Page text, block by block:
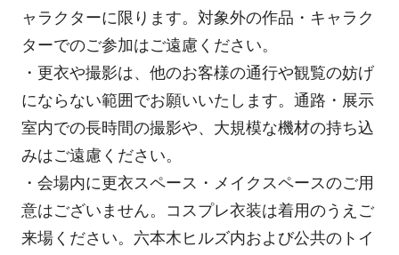
ャラクターに限ります。対象外の作品・キャラク
ターでのご参加はご遠慮ください。
・更衣や撮影は、他のお客様の通行や観覧の妨げ
にならない範囲でお願いいたします。通路・展示
室内での長時間の撮影や、大規模な機材の持ち込
みはご遠慮ください。
・会場内に更衣スペース・メイクスペースのご用
意はございません。コスプレ衣装は着用のうえご
来場ください。六本木ヒルズ内および公共のトイ